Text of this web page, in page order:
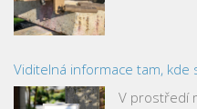
Viditelná informace tam,
V prostředí